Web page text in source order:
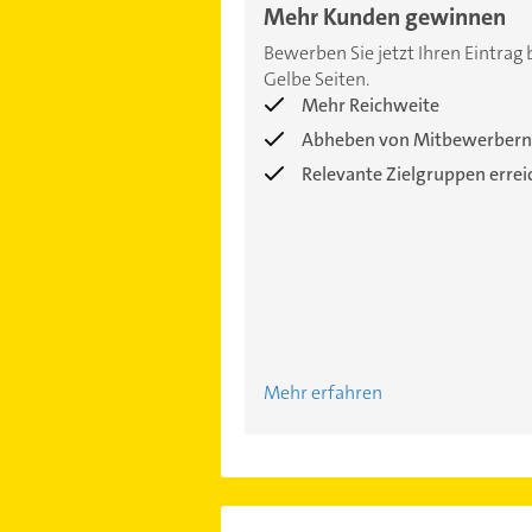
Mehr Kunden gewinnen
Bewerben Sie jetzt Ihren Eintrag
Gelbe Seiten.
Mehr Reichweite
Abheben von Mitbewerbern
Relevante Zielgruppen
Mehr erfahren